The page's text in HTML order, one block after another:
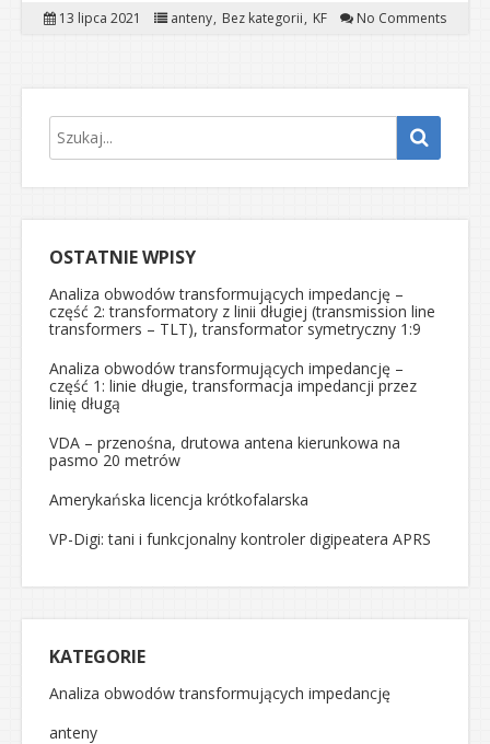
13 lipca 2021 anteny Bez kategorii KF No Comments
OSTATNIE WPISY
Analiza obwodów transformujących impedancję –
część 2: transformatory z linii długiej (transmission line
transformers – TLT), transformator symetryczny 1:9
Analiza obwodów transformujących impedancję –
część 1: linie długie, transformacja impedancji przez
linię długą
VDA – przenośna, drutowa antena kierunkowa na
pasmo 20 metrów
Amerykańska licencja krótkofalarska
VP-Digi: tani i funkcjonalny kontroler digipeatera APRS
KATEGORIE
Analiza obwodów transformujących impedancję
anteny